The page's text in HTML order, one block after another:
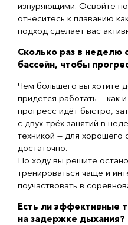
изнуряющими. Освойте
отнеситесь к плаванию
подход сделает вас
Сколько раз в неделю
бассейн, чтобы
Чем большего вы хотите
придется работать — как
прогресс идёт быстро,
с двух-трёх занятий в
техникой — для хорошего
достаточно.
По ходу вы решите
тренироваться чаще и
поучаствовать в
Есть ли эффективные
на задержке